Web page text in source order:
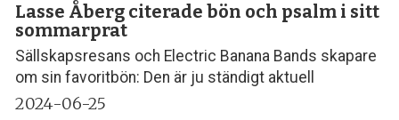
Lasse Åberg citerade bön och psalm i sitt
sommarprat
Sällskapsresans och Electric Banana Bands skapare
om sin favoritbön: Den är ju ständigt aktuell
2024-06-25